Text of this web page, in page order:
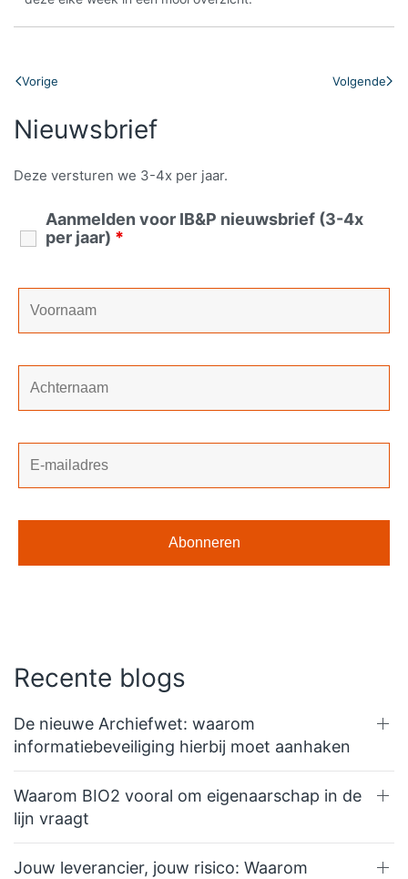
Vorige Volgende
Nieuwsbrief
Deze versturen we 3-4x per jaar.
Aanmelden voor IB&P nieuwsbrief (3-4x
per jaar) *
Recente blogs
De nieuwe Archiefwet: waarom
informatiebeveiliging hierbij moet aanhaken
Waarom BIO2 vooral om eigenaarschap in de
lijn vraagt
Jouw leverancier, jouw risico: Waarom